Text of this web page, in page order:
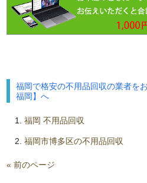
福岡で格安の不用品回収の業者を
福岡】へ
福岡 不用品回収
福岡市博多区の不用品回収
« 前のページ